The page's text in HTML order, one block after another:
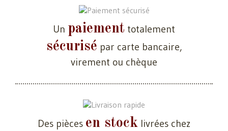
Un paiement totalement
sécurisé par carte bancaire,
virement ou chèque
Des pièces en stock livrées chez